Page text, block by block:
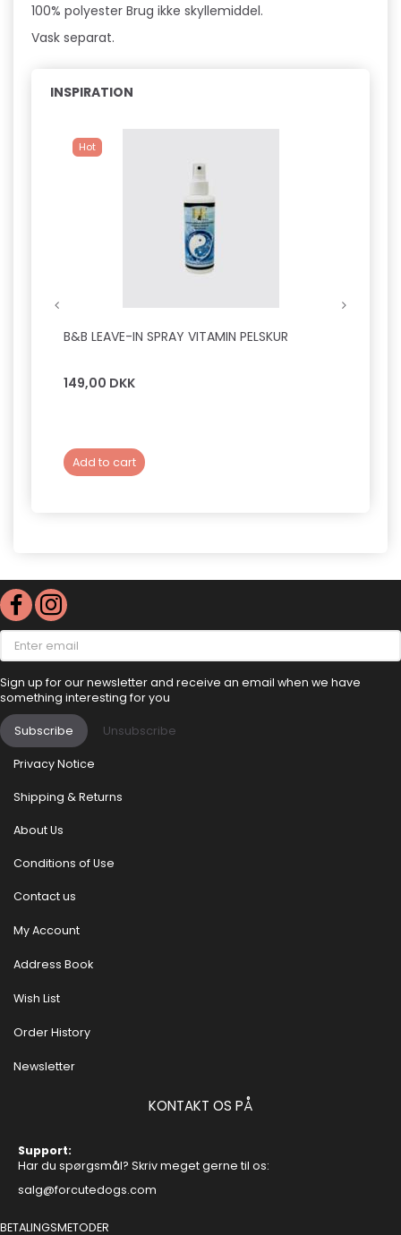
100% polyester Brug ikke skyllemiddel.
Vask separat.
INSPIRATION
Hot
B&B LEAVE-IN SPRAY VITAMIN PELSKUR
149,00 DKK
Add to cart
Enter
email
Sign up for our newsletter and receive an email when we have
something interesting for you
Subscribe Unsubscribe
Privacy Notice
Shipping & Returns
About Us
Conditions of Use
Contact us
My Account
Address Book
Wish List
Order History
Newsletter
KONTAKT OS PÅ
Support:
Har du spørgsmål? Skriv meget gerne til os:
salg@forcutedogs.com
BETALINGSMETODER